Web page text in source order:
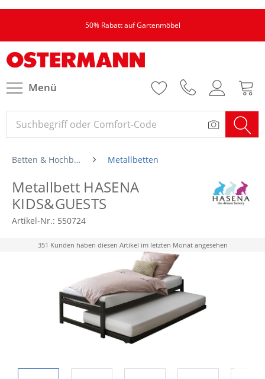
50% Rabatt auf Gartenmöbel
Menü
Betten & Hochbetten Metallbetten
Metallbett HASENA
KIDS&GUESTS
Artikel-Nr.: 550724
351 Kunden haben diesen Artikel im letzten Monat angesehen